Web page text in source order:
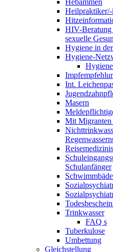
Hebammen
HIV-Beratung
sexuelle
Hygiene in
Hygiene-
Int.
Masern
Mit
Schulanfänger
Trinkwasser
FAQ s
Tuberkulose
Umbettung
Gleichstellung